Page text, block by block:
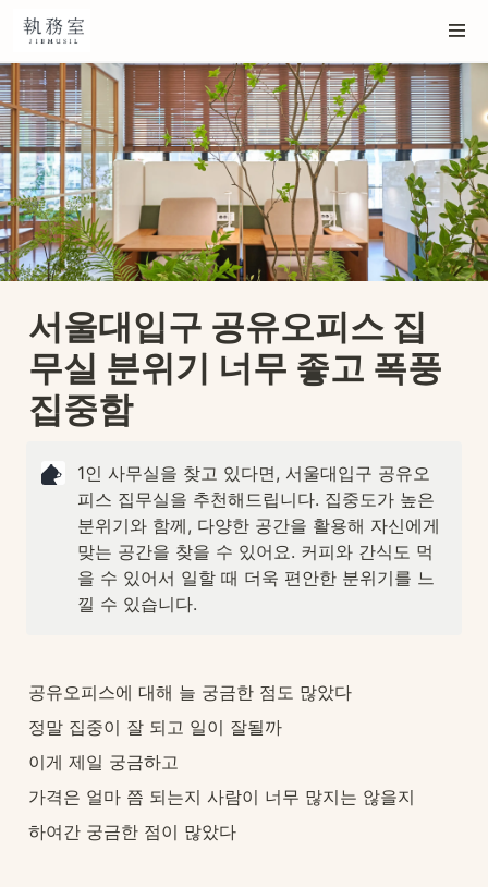
서울대입구 공유오피스 집
무실 분위기 너무 좋고 폭풍
집중함
1인 사무실을 찾고 있다면, 서울대입구 공유오
피스 집무실을 추천해드립니다. 집중도가 높은
분위기와 함께, 다양한 공간을 활용해 자신에게
맞는 공간을 찾을 수 있어요. 커피와 간식도 먹
을 수 있어서 일할 때 더욱 편안한 분위기를 느
낄 수 있습니다.
공유오피스에 대해 늘 궁금한 점도 많았다
정말 집중이 잘 되고 일이 잘될까
이게 제일 궁금하고
가격은 얼마 쯤 되는지 사람이 너무 많지는 않을지
하여간 궁금한 점이 많았다